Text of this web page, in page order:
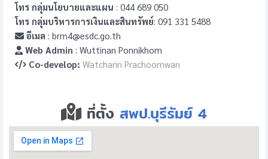
โทร กลุ่มนโยบายและแผน : 044 689 050
โทร กลุ่มบริหารการเงินและสินทรัพย์: 091 331 5488
อีเมล : brm4@esdc.go.th
Web Admin : Wuttinan Ponnikhom
Co-develop: Watcharin Prachoomwan
ที่ตั้ง สพป.บุรีรัมย์ 4